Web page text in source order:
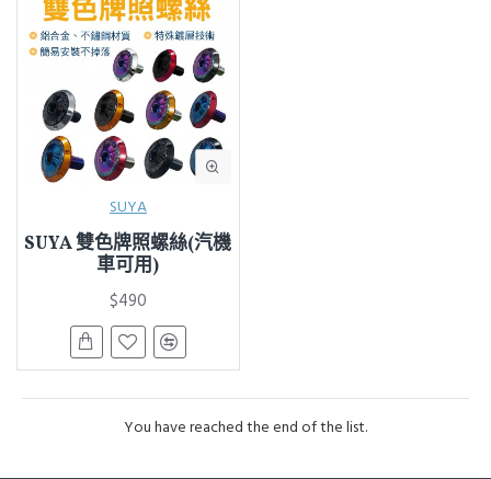
SUYA
SUYA 雙色牌照螺絲(汽機
車可用)
$490
You have reached the end of the list.